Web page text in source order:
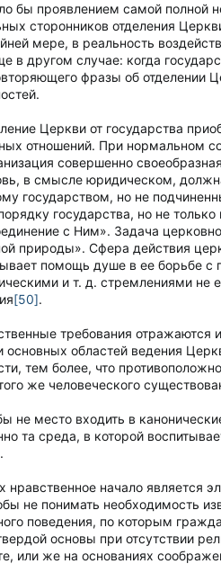
бы проявлением самой полной
сторонников отделения
мере, в реальность
в другом случае: когда
фразы об отделении
Церкви от государства
отношений. При нормальном
совершенно
в смысле юридическом,
государством, но не
государства, но не
с Ним». Задача
природы». Сфера действия
помощь душе в ее борьбе с
и т. д. стремлениями не
[50].
требования
областей ведения
тем более, что
же человеческого
не место входить в
та среда, в которой
нравственное начало является
не понимать необходимость
поведения, по которым
основы при отсутствии
или же на основаниях